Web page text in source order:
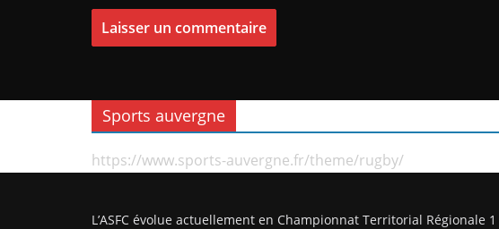
Sports auvergne
https://www.sports-auvergne.fr/theme/rugby/
L’ASFC évolue actuellement en Championnat Territorial Régionale 1